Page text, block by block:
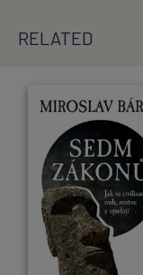
RELATED